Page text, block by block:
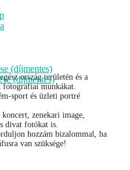
(díjmentes)
(díjmentes)
ország területén és a
fotográfiai munkákat.
sport és üzleti portré
zenekari image,
divat fotókat is.
hozzám bizalommal, ha
van szüksége!